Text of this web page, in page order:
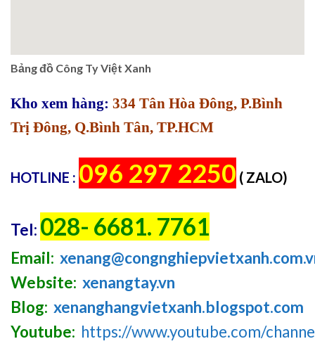
Bảng đồ Công Ty Việt Xanh
Kho xem hàng: 334 Tân Hòa Đông, P.Bình
Trị Đông, Q.Bình Tân, TP.HCM
HOTLINE : 096 297 2250 ( ZALO)
Tel: 028- 6681. 7761
Email:
Website: xenangtay.vn
Blog: xenanghangvietxanh.blogspot.com
Youtube: https://www.youtube.com/